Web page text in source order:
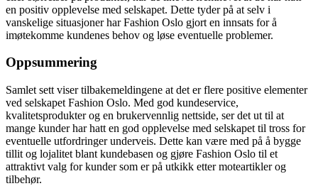
en positiv opplevelse med selskapet. Dette tyder på at selv i
vanskelige situasjoner har Fashion Oslo gjort en innsats for å
imøtekomme kundenes behov og løse eventuelle problemer.
Oppsummering
Samlet sett viser tilbakemeldingene at det er flere positive elementer
ved selskapet Fashion Oslo. Med god kundeservice,
kvalitetsprodukter og en brukervennlig nettside, ser det ut til at
mange kunder har hatt en god opplevelse med selskapet til tross for
eventuelle utfordringer underveis. Dette kan være med på å bygge
tillit og lojalitet blant kundebasen og gjøre Fashion Oslo til et
attraktivt valg for kunder som er på utkikk etter moteartikler og
tilbehør.